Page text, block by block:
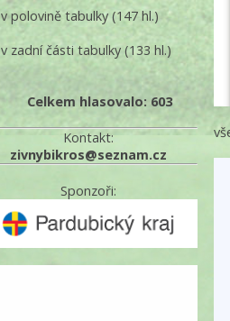
v polovině tabulky(147 hl.)
v zadní části tabulky (133 hl.)
Celkem hlasovalo: 603
Kontakt:
zivnybikros@seznam.cz
Sponzoři: